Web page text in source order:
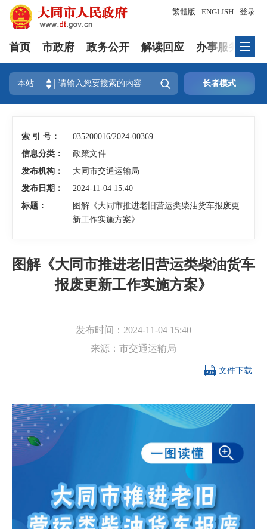
登录
繁體版 ENGLISH
首页 市政府 政务公开 解读回应 办事服务
本站  长者模式
索 引 号：
035200016/2024-00369
信息分类：
政策文件
发布机构：
大同市交通运输局
发布日期：
2024-11-04 15:40
标题：
图解《大同市推进老旧营运类柴油货车报废更
新工作实施方案》
图解《大同市推进老旧营运类柴油货车
报废更新工作实施方案》
发布时间： 2024-11-04 15:40
来源： 市交通运输局
 文件下载